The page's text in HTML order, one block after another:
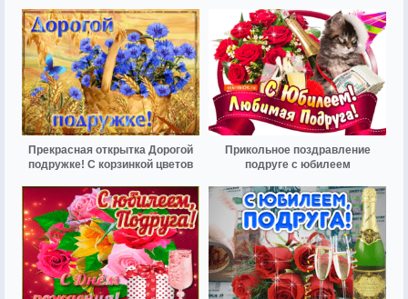
Прекрасная открытка Дорогой
подружке! С корзинкой цветов
Прикольное поздравление
подруге с юбилеем